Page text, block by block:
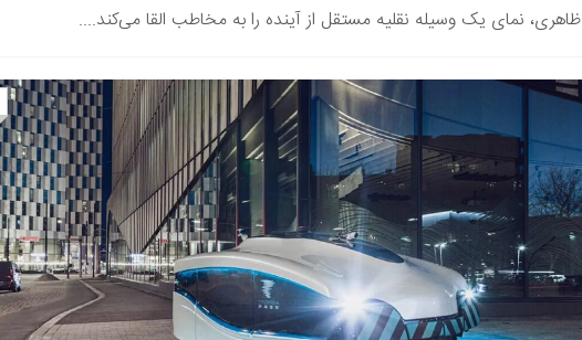
ظاهری، نمای یک وسیله نقلیه مستقل از آینده را به مخاطب القا می‌کند....